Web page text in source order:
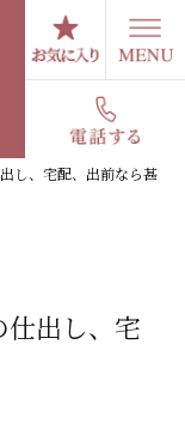
し、宅配、出前なら甚
出し、宅